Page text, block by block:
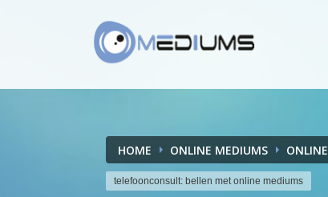
HOME ONLINE MEDIUMS
telefoonconsult: bellen met online mediums